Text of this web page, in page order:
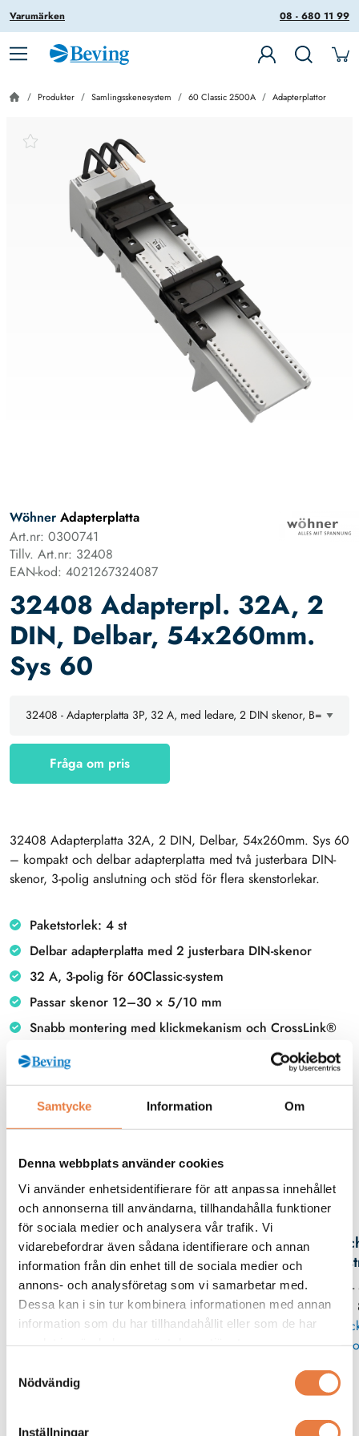
Samtycke Information Om
Denna webbplats använder cookies
Vi använder enhetsidentifierare för att anpassa innehållet
och annonserna till användarna, tillhandahålla funktioner
för sociala medier och analysera vår trafik. Vi
vidarebefordrar även sådana identifierare och annan
information från din enhet till de sociala medier och
annons- och analysföretag som vi samarbetar med.
Dessa kan i sin tur kombinera informationen med annan
information som du har tillhandahållit eller som de har
Nödvändig
Inställningar
08 - 680 11 99
Varumärken
Produkter Samlingsskenesystem 60 Classic 2500A Adapterplattor
Wöhner Adapterplatta
Art.nr: 0300741
Tillv. Art.nr: 32408
EAN-kod: 4021267324087
32408 Adapterpl. 32A, 2
DIN, Delbar, 54x260mm.
Sys 60
Fråga om pris
32408 Adapterplatta 32A, 2 DIN, Delbar, 54x260mm. Sys 60
– kompakt och delbar adapterplatta med två justerbara DIN-
skenor, 3-polig anslutning och stöd för flera skenstorlekar.
Paketstorlek: 4 st
Delbar adapterplatta med 2 justerbara DIN-skenor
32 A, 3-polig för 60Classic-system
Passar skenor 12–30 × 5/10 mm
Snabb montering med klickmekanism och CrossLink®
Beskrivning
Filer
Kontaktperson
08
Adapterplattor
Wöhner